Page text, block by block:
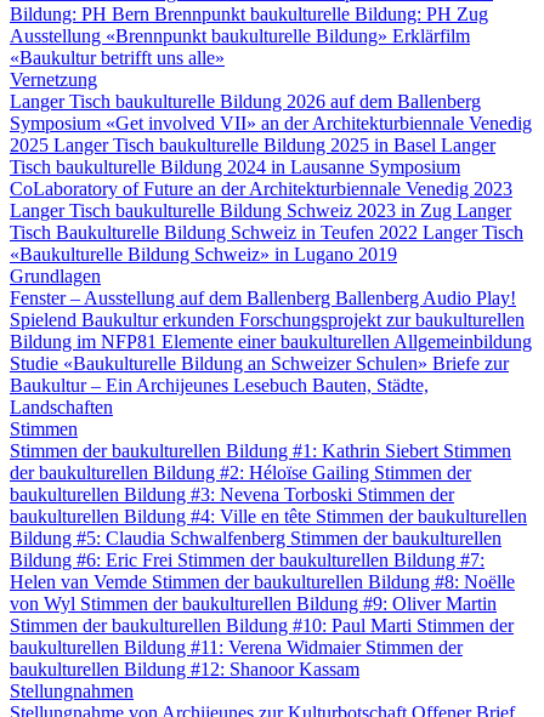
Bildung: PH Bern Brennpunkt baukulturelle Bildung: PH Zug
Ausstellung «Brennpunkt baukulturelle Bildung» Erklärfilm
«Baukultur betrifft uns alle»
Vernetzung
Langer Tisch baukulturelle Bildung 2026 auf dem Ballenberg
Symposium «Get involved VII» an der Architekturbiennale Venedig
2025 Langer Tisch baukulturelle Bildung 2025 in Basel Langer
Tisch baukulturelle Bildung 2024 in Lausanne Symposium
CoLaboratory of Future an der Architekturbiennale Venedig 2023
Langer Tisch baukulturelle Bildung Schweiz 2023 in Zug Langer
Tisch Baukulturelle Bildung Schweiz in Teufen 2022 Langer Tisch
«Baukulturelle Bildung Schweiz» in Lugano 2019
Grundlagen
Fenster – Ausstellung auf dem Ballenberg Ballenberg Audio Play!
Spielend Baukultur erkunden Forschungsprojekt zur baukulturellen
Bildung im NFP81 Elemente einer baukulturellen Allgemeinbildung
Studie «Baukulturelle Bildung an Schweizer Schulen» Briefe zur
Baukultur – Ein Archijeunes Lesebuch Bauten, Städte,
Landschaften
Stimmen
Stimmen der baukulturellen Bildung #1: Kathrin Siebert Stimmen
der baukulturellen Bildung #2: Héloïse Gailing Stimmen der
baukulturellen Bildung #3: Nevena Torboski Stimmen der
baukulturellen Bildung #4: Ville en tête Stimmen der baukulturellen
Bildung #5: Claudia Schwalfenberg Stimmen der baukulturellen
Bildung #6: Eric Frei Stimmen der baukulturellen Bildung #7:
Helen van Vemde Stimmen der baukulturellen Bildung #8: Noëlle
von Wyl Stimmen der baukulturellen Bildung #9: Oliver Martin
Stimmen der baukulturellen Bildung #10: Paul Marti Stimmen der
baukulturellen Bildung #11: Verena Widmaier Stimmen der
baukulturellen Bildung #12: Shanoor Kassam
Stellungnahmen
Stellungnahme von Archijeunes zur Kulturbotschaft Offener Brief